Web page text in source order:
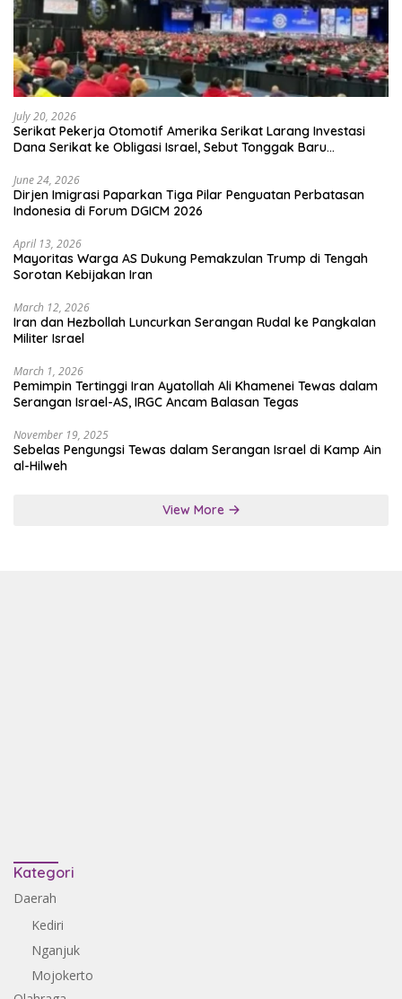
July 20, 2026
Serikat Pekerja Otomotif Amerika Serikat Larang Investasi
Dana Serikat ke Obligasi Israel, Sebut Tonggak Baru
June 24, 2026
Dirjen Imigrasi Paparkan Tiga Pilar Penguatan Perbatasan
Indonesia di Forum DGICM 2026
April 13, 2026
Mayoritas Warga AS Dukung Pemakzulan Trump di Tengah
Sorotan Kebijakan Iran
March 12, 2026
Iran dan Hezbollah Luncurkan Serangan Rudal ke Pangkalan
Militer Israel
March 1, 2026
Pemimpin Tertinggi Iran Ayatollah Ali Khamenei Tewas dalam
Serangan Israel-AS, IRGC Ancam Balasan Tegas
November 19, 2025
Sebelas Pengungsi Tewas dalam Serangan Israel di Kamp Ain
al-Hilweh
View More
Kategori
Daerah
Kediri
Nganjuk
Mojokerto